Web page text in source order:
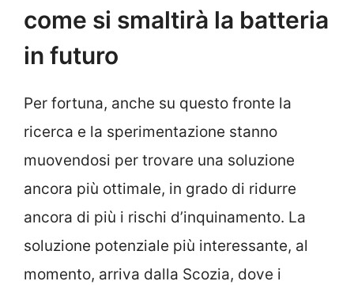
come si smaltirà la batteria
in futuro
Per fortuna, anche su questo fronte la
ricerca e la sperimentazione stanno
muovendosi per trovare una soluzione
ancora più ottimale, in grado di ridurre
ancora di più i rischi d’inquinamento. La
soluzione potenziale più interessante, al
momento, arriva dalla Scozia, dove i